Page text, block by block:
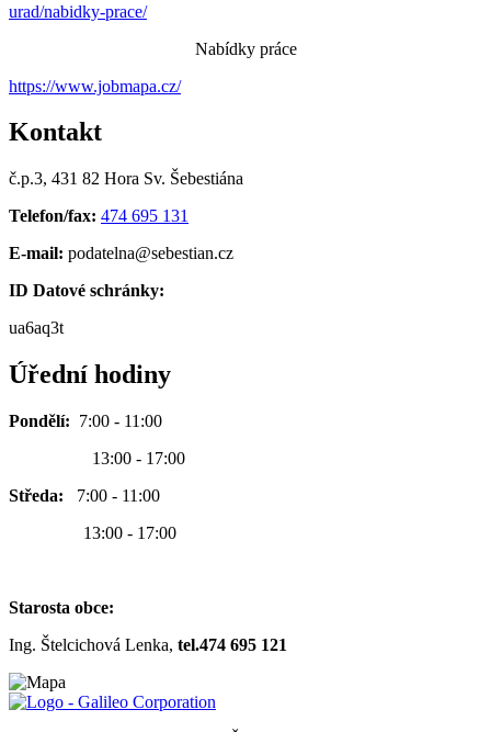
urad/nabidky-prace/
Nabídky práce
https://www.jobmapa.cz/
Kontakt
č.p.3, 431 82 Hora Sv. Šebestiána
Telefon/fax: 474 695 131
E-mail: podatelna@sebestian.cz
ID Datové schránky:
ua6aq3t
Úřední hodiny
Pondělí: 7:00 - 11:00
13:00 - 17:00
Středa: 7:00 - 11:00
13:00 - 17:00
Starosta obce:
Ing. Štelcichová Lenka, tel.474 695 121